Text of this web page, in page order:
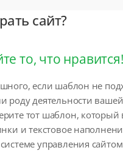
сайт?
то, что нравится!
если шаблон не
роду деятельности
тот шаблон, который
и текстовое
управления